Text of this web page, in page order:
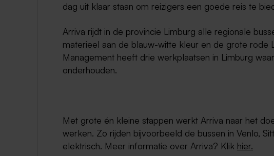
dag uit klaar staan om reizigers een goede reis te
Arriva rijdt in de provincie Limburg alle regionale
materieel aan de blauw-witte kleur en de grote rode
Management heeft drie werkplaatsen in Limburg
onderhouden.
Met grote én kleine stappen werkt Arriva naar het
werken. Zo rijden bijvoorbeeld de bussen in Venlo,
elektrisch. Meer informatie over Arriva? Klik hier.